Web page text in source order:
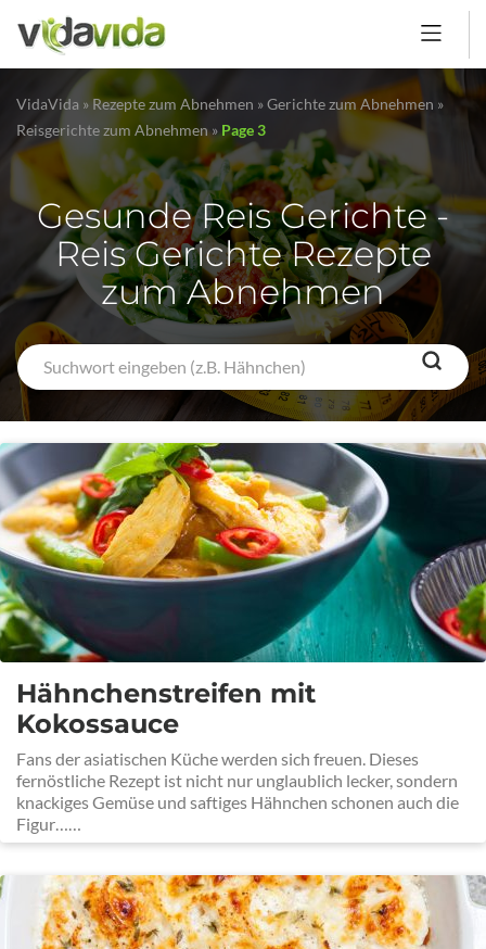
VidaVida »Rezepte zum Abnehmen »Gerichte zum Abnehmen »
Reisgerichte zum Abnehmen» Page 3
Gesunde Reis Gerichte -
Reis Gerichte Rezepte
zum Abnehmen
Hähnchenstreifen mit
Kokossauce
Fans der asiatischen Küche werden sich freuen. Dieses
fernöstliche Rezept ist nicht nur unglaublich lecker, sondern
knackiges Gemüse und saftiges Hähnchen schonen auch die
Figur……